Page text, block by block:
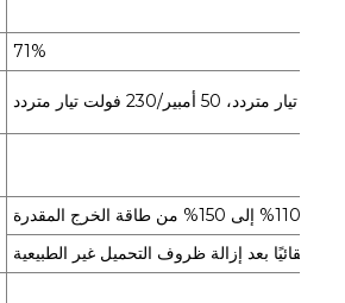
71%
تلقائيًا بعد إزالة ظروف التحميل غير الطبيعية